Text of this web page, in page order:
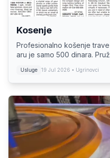
Kosenje
Profesionalno košenje
aru je samo 500 dinara.
potrebe oko održavanja
Usluge 19 Jul 2026 • Ugrinovci